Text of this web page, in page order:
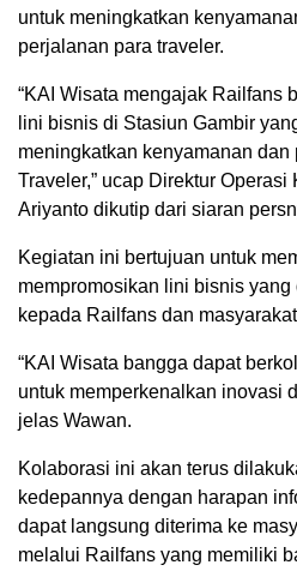
untuk meningkatkan
perjalanan para traveler.
“KAI Wisata mengajak Railfans
lini bisnis di Stasiun Gambir
meningkatkan kenyamanan
Traveler,” ucap Direktur Operasi
Ariyanto dikutip dari siaran
Kegiatan ini bertujuan untuk
mempromosikan lini bisnis
kepada Railfans dan
“KAI Wisata bangga dapat
untuk memperkenalkan inovasi
jelas Wawan.
Kolaborasi ini akan terus
kedepannya dengan harapan
dapat langsung diterima ke
melalui Railfans yang memiliki